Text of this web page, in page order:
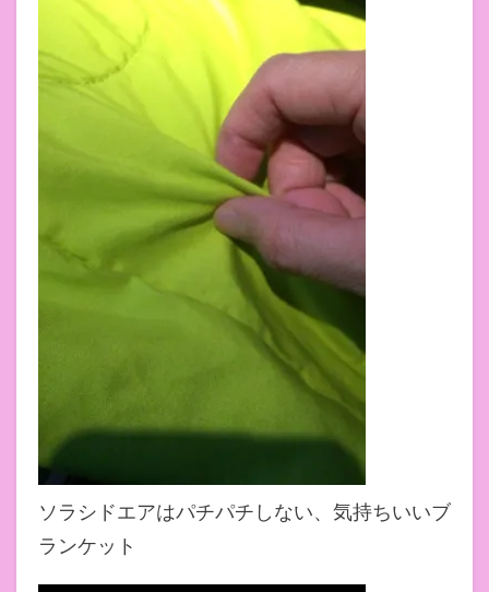
ソラシドエアはパチパチしない、気持ちいいブ
ランケット